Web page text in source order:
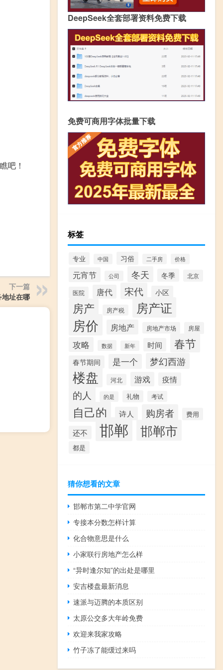
吧！
下一篇
址在哪
DeepSeek全套部署资料免费下载
免费可商用字体批量下载
标签
专业 中国 习俗 二手房 价格
元宵节 公司 冬天 冬季
北京
医院
唐代 宋代 小区
房产 房产税 房产证
房价 房地产 房地产市场 房屋
攻略 数据 新年 时间 春节
春节期间 是一个 梦幻西游
楼盘 河北 游戏 疫情
的人 的是 礼物 考试
自己的 诗人 购房者 费用
还不 邯郸 邯郸市
都是
猜你想看的文章
邯郸市第二中学官网
专接本分数怎样计算
化合物意思是什么
小家联行房地产怎么样
“异时逢尔知”的出处是哪里
安吉楼盘最新消息
速派与迈腾的本质区别
太原公交多大年岭免费
欢迎来我家攻略
竹子冻了能缓过来吗